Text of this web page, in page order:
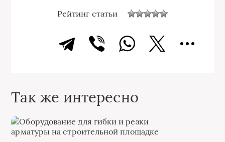
Рейтинг статьи
Так же интересно